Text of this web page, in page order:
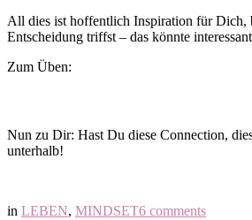
All dies ist hoffentlich Inspiration für Dich,
Entscheidung triffst – das könnte
Zum Üben:
Nun zu Dir: Hast Du diese Connection,
unterhalb!
in LEBEN, MINDSET6 comments